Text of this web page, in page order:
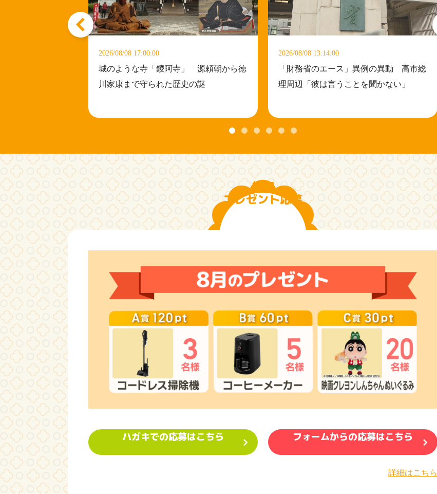
2026/08/08 17:00:00
城のような寺「鑁阿寺」 源頼朝から徳
川家康まで守られた歴史の謎
2026/08/08 13:14:00
「財務省のエース」異例の異動 高市総
理周辺「彼は言うことを聞かない」
検定
プレゼント応募
ハガキでの応募はこちら フォームからの応募はこちら
詳細はこちら